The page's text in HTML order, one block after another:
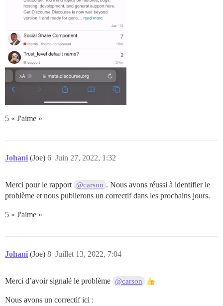
5 « J'aime »
Johani (Joe) Juin 27, 2022, 1:32
6
Merci pour le rapport @carson . Nous avons réussi à identifier le
problème et nous publierons un correctif dans les prochains jours.
5 « J'aime »
Johani (Joe) Juillet 13, 2022, 7:04
8
Merci d’avoir signalé le problème @carson
Nous avons un correctif ici :